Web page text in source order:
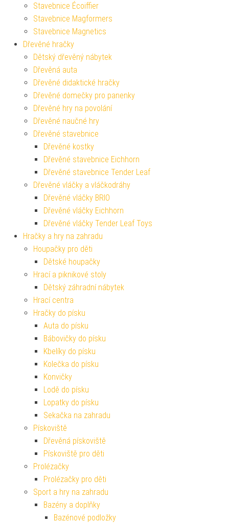
Stavebnice Écoiffier
Stavebnice Magformers
Stavebnice Magnetics
Dřevěné hračky
Dětský dřevěný nábytek
Dřevěná auta
Dřevěné didaktické hračky
Dřevěné domečky pro panenky
Dřevěné hry na povolání
Dřevěné naučné hry
Dřevěné stavebnice
Dřevěné kostky
Dřevěné stavebnice Eichhorn
Dřevěné stavebnice Tender Leaf
Dřevěné vláčky a vláčkodráhy
Dřevěné vláčky BRIO
Dřevěné vláčky Eichhorn
Dřevěné vláčky Tender Leaf Toys
Hračky a hry na zahradu
Houpačky pro děti
Dětské houpačky
Hrací a piknikové stoly
Dětský záhradní nábytek
Hrací centra
Hračky do písku
Auta do písku
Bábovičky do písku
Kbelíky do písku
Kolečka do písku
Konvičky
Lodě do písku
Lopatky do písku
Sekačka na zahradu
Pískoviště
Dřevěná pískoviště
Pískoviště pro děti
Prolézačky
Prolézačky pro děti
Sport a hry na zahradu
Bazény a doplňky
Bazénové podložky